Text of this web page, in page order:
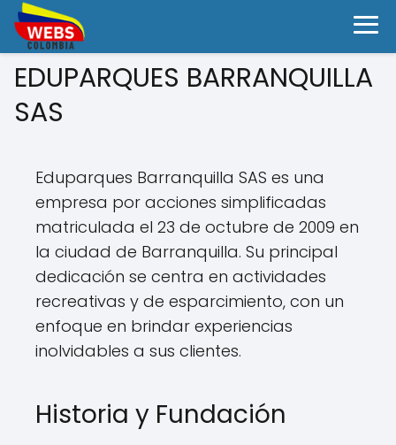
EDUPARQUES BARRANQUILLA
SAS
Eduparques Barranquilla SAS es una
empresa por acciones simplificadas
matriculada el 23 de octubre de 2009 en
la ciudad de Barranquilla. Su principal
dedicación se centra en actividades
recreativas y de esparcimiento, con un
enfoque en brindar experiencias
inolvidables a sus clientes.
Historia y Fundación